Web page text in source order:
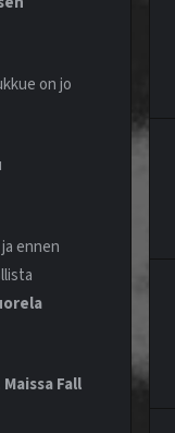
on jo
ennen
Maissa Fall